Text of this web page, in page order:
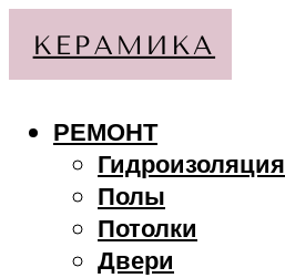
РЕМОНТ
Гидроизоляция
Полы
Потолки
Двери